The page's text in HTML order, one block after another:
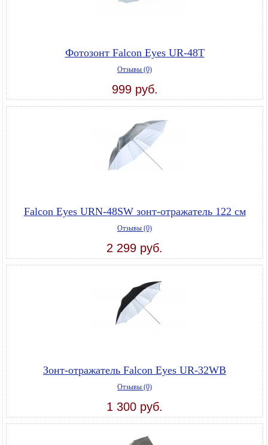
Фотозонт Falcon Eyes UR-48T
Отзывы (0)
999 руб.
Falcon Eyes URN-48SW зонт-отражатель 122 см
Отзывы (0)
2 299 руб.
Зонт-отражатель Falcon Eyes UR-32WB
Отзывы (0)
1 300 руб.